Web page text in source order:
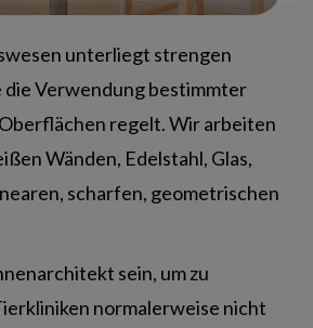
unterliegt strengen
Verwendung bestimmter
regelt. Wir arbeiten
Wänden, Edelstahl, Glas,
scharfen, geometrischen
sein, um zu
normalerweise nicht